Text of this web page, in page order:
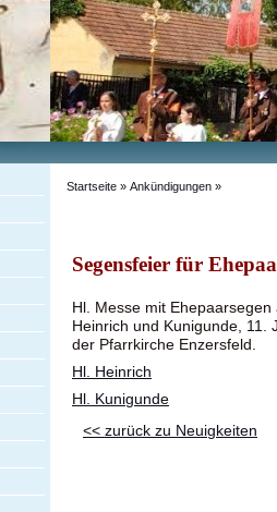
Startseite » Ankündigungen »
Segensfeier für
Hl. Messe mit
Heinrich und Kunigunde, 11.
der Pfarrkirche Enzersfeld.
Hl. Heinrich
Hl. Kunigunde
<< zurück zu Neuigkeiten